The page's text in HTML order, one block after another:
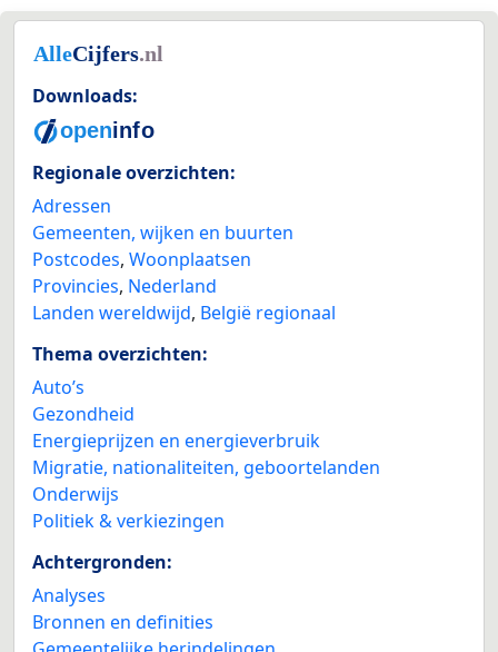
Downloads:
Regionale overzichten:
Adressen
Gemeenten, wijken en buurten
Postcodes, Woonplaatsen
Provincies, Nederland
Landen wereldwijd, België regionaal
Thema overzichten:
Auto’s
Gezondheid
Energieprijzen en energieverbruik
Migratie, nationaliteiten, geboortelanden
Onderwijs
Politiek & verkiezingen
Achtergronden:
Analyses
Bronnen en definities